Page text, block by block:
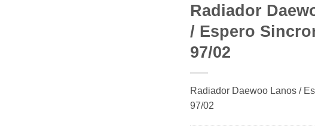
Radiador
/ Espero
97/02
Radiador Daewoo Lanos /
97/02